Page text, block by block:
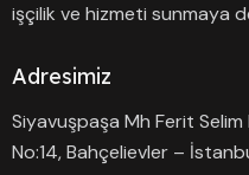
işçilik ve hizmeti sunmaya
Adresimiz
Siyavuşpaşa Mh Ferit Selim
No:14, Bahçelievler –